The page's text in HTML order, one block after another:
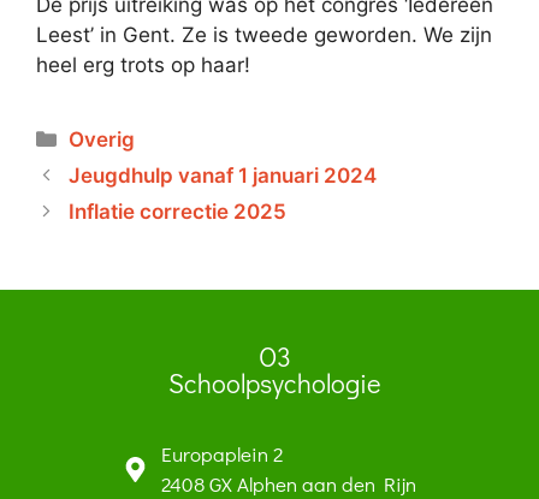
De prijs uitreiking was op het congres ‘Iedereen
Leest’ in Gent. Ze is tweede geworden. We zijn
heel erg trots op haar!
Overig
Jeugdhulp vanaf 1 januari 2024
Inflatie correctie 2025
O3
Schoolpsychologie
Europaplein 2
2408 GX Alphen aan den Rijn